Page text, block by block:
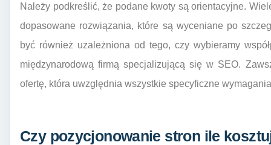
Należy podkreślić, że podane kwoty są orientacyjne.
dopasowane rozwiązania, które są wyceniane po
być również uzależniona od tego, czy wybieramy
międzynarodową firmą specjalizującą się w SEO.
ofertę, która uwzględnia wszystkie specyficzne
Czy pozycjonowanie stron ile